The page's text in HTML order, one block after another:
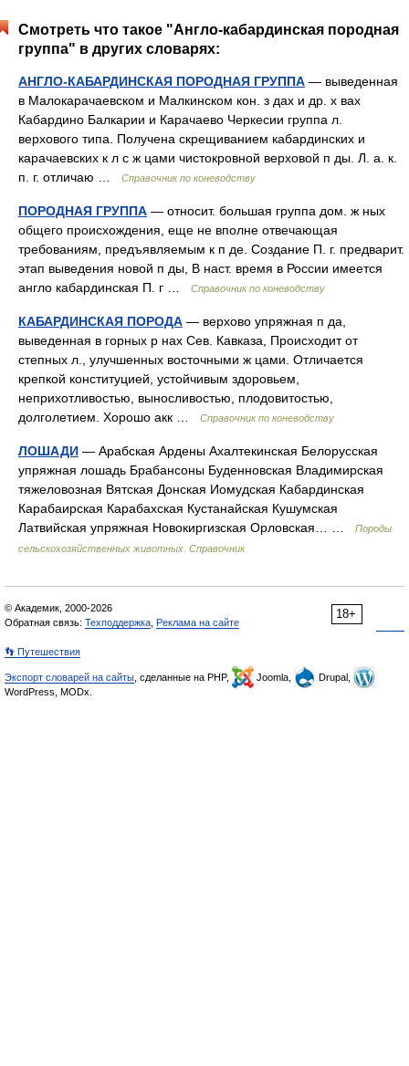
Смотреть что такое "Англо-кабардинская породная
группа" в других словарях:
АНГЛО-КАБАРДИНСКАЯ ПОРОДНАЯ ГРУППА — выведенная
в Малокарачаевском и Малкинском кон. з дах и др. х вах
Кабардино Балкарии и Карачаево Черкесии группа л.
верхового типа. Получена скрещиванием кабардинских и
карачаевских к л с ж цами чистокровной верховой п ды. Л. а. к.
п. г. отличаю …
Справочник по коневодству
ПОРОДНАЯ ГРУППА — относит. большая группа дом. ж ных
общего происхождения, еще не вполне отвечающая
требованиям, предъявляемым к п де. Создание П. г. предварит.
этап выведения новой п ды, В наст. время в России имеется
англо кабардинская П. г …
Справочник по коневодству
КАБАРДИНСКАЯ ПОРОДА — верхово упряжная п да,
выведенная в горных р нах Сев. Кавказа, Происходит от
степных л., улучшенных восточными ж цами. Отличается
крепкой конституцией, устойчивым здоровьем,
неприхотливостью, выносливостью, плодовитостью,
долголетием. Хорошо акк …
Справочник по коневодству
ЛОШАДИ — Арабская Ардены Ахалтекинская Белорусская
упряжная лошадь Брабансоны Буденновская Владимирская
тяжеловозная Вятская Донская Иомудская Кабардинская
Карабаирская Карабахская Кустанайская Кушумская
Латвийская упряжная Новокиргизская Орловская… …
Породы
сельскохозяйственных животных. Справочник
18+
© Академик, 2000-2026
Обратная связь: Техподдержка Реклама на сайте
👣 Путешествия
Экспорт словарей на сайты , сделанные на PHP, Joomla,
Drupal,
WordPress, MODx.